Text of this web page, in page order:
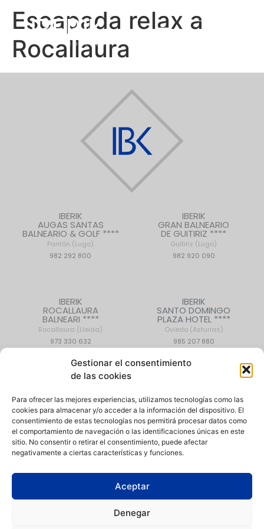
Gestionar el consentimiento
de las cookies
Para ofrecer las mejores experiencias, utilizamos tecnologías como las
cookies para almacenar y/o acceder a la información del dispositivo. El
consentimiento de estas tecnologías nos permitirá procesar datos como
el comportamiento de navegación o las identificaciones únicas en este
sitio. No consentir o retirar el consentimiento, puede afectar
negativamente a ciertas características y funciones.
Aceptar
Denegar
RESERVAR
Escapada relax a
Rocallaura
IBERIK
AUGAS SANTAS
BALNEARIO & GOLF ****
Pantón (Lugo)
982 292 800
IBERIK
GRAN BALNEARIO
DE GUITIRIZ ****
Guitiriz (Lugo)
982 920 090
IBERIK
ROCALLAURA
BALNEARI ****
Rocallaura (Lleida)
973 330 632
IBERIK
SANTO DOMINGO
PLAZA HOTEL ****
Oviedo (Asturias)
985 207 880
Política de Privacidad Aviso Legal|
de denuncias
Iberik Hoteles está comprometida con la igualdad de